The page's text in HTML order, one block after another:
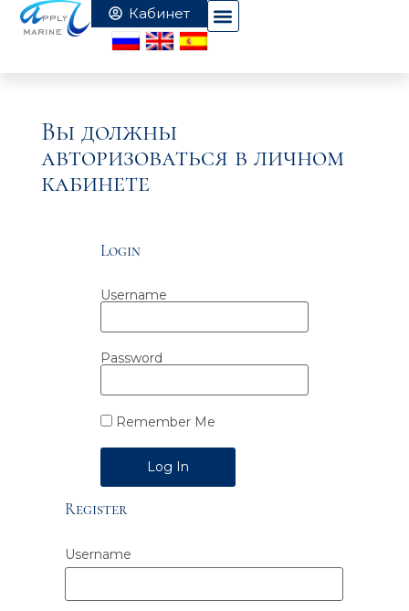
Вы должны
авторизоваться в личном
кабинете
Login
Username
Password
Remember Me
Alternative:
Register
Username